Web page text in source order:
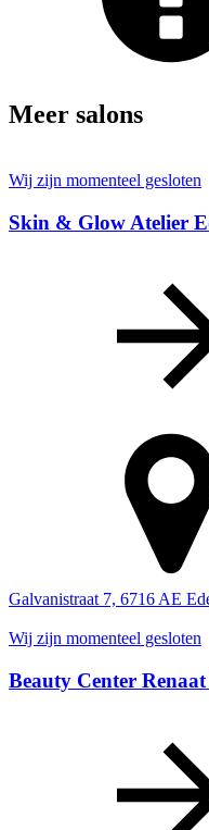
Meer salons
Wij zijn momenteel gesloten
Skin & Glow Atelier
Galvanistraat 7, 6716 AE
Wij zijn momenteel gesloten
Beauty Center